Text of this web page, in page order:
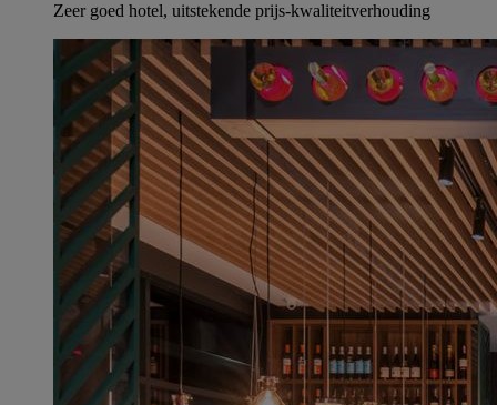
Zeer goed hotel, uitstekende prijs-kwaliteitverhouding